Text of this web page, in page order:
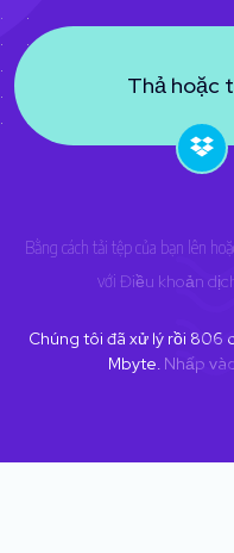
Thả hoặc
Bằng cách tải tệp của bạn lên
với Điều khoản
Chúng tôi đã xử lý rồi 806
Mbyte. Nhấp